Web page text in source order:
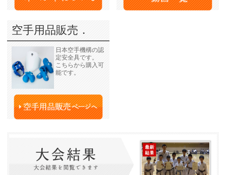
空手用品販売．
日本空手機構の認
定安全具です。
こちらから購入可
能です。